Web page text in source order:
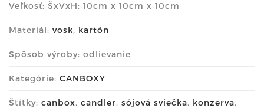
Veľkosť: ŠxVxH: 10cm x 10cm x 10cm
Materiál: vosk, kartón
Spôsob výroby: odlievanie
Kategórie: CANBOXY
Štítky: canbox, candler, sójová sviečka, konzerva,